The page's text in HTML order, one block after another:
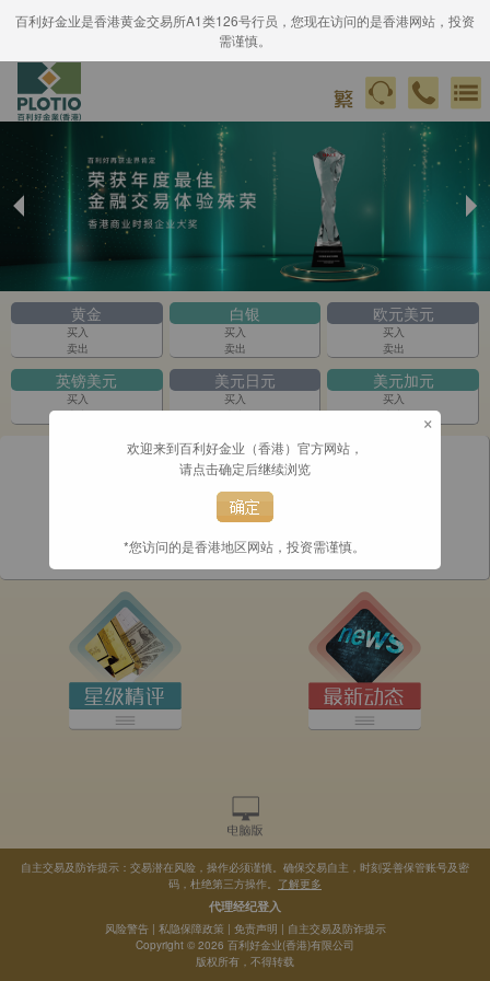
百利好金业是香港黄金交易所A1类126号行员，您现在访问的是香港网站，投资
需谨慎。
Previous
Slide
黄金
买入
卖出
白银
买入
卖出
欧元美元
买入
卖出
英镑美元
买入
卖出
美元日元
买入
卖出
美元加元
买入
卖出
自主交易及防诈提示：交易潜在风险，操作必须谨慎。确保交易自主，时刻妥善保管账号及密
码，杜绝第三方操作。 了解更多
代理经纪登入
风险警告| 私隐保障政策 | 免责声明 | 自主交易及防诈提示
Copyright © 2026 百利好金业(香港)有限公司
版权所有，不得转载
欢迎来到百利好金业（香港）官方网站，
请点击确定后继续浏览
*您访问的是香港地区网站，投资需谨慎。
×